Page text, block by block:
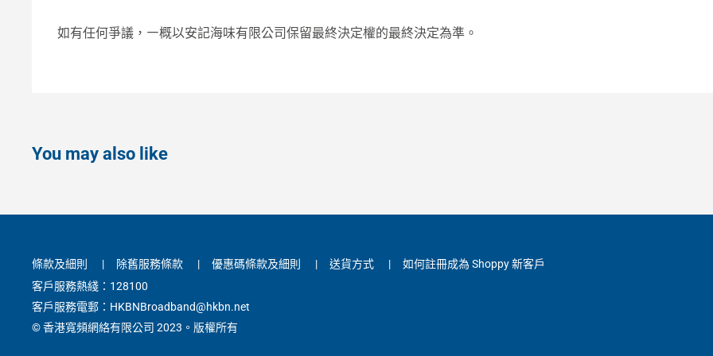
如有任何爭議， ㇐概以安記海味有限公司保留最終決定權的最終決定為準。
You may also like
條款及細則 | 除舊服務條款 | 優惠碼條款及細則 | 送貨方式 |
如何註冊成為 Shoppy 新客戶
客戶服務熱綫：128100
客戶服務電郵：HKBNBroadband@hkbn.net
© 香港寬頻網絡有限公司 2023。版權所有